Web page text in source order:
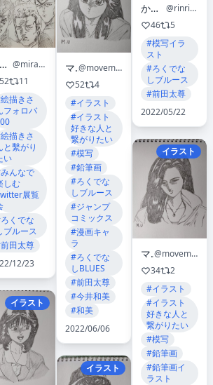
風来の真央
@miragemao2012
52
11
描きさ
フォロバ
描きさ
と繫がり
い
んなで
しむ
展覧
くでな
ブルース
田太尊
12/23
イラスト
マサ
@movemasayuki
52
4
#イラスト
#イラスト
好きな人と
繋がりたい
#模写
#鉛筆画
#ろくでな
しブルース
#ジャンプ
コミックス
#漫画キャ
ラ
#ろくでな
しBLUES
#前田太尊
#今井和美
#和美
2022/06/06
イラスト
かりん🐱🍀
@rinrinkarin9696
46
5
#模写イラ
スト
#ろくでな
しブルース
#前田太尊
2022/05/22
イラスト
マサ
@movemasayuki
34
2
#イラスト
#イラスト
好きな人と
繋がりたい
#模写
#鉛筆画
#鉛筆画イ
ラスト